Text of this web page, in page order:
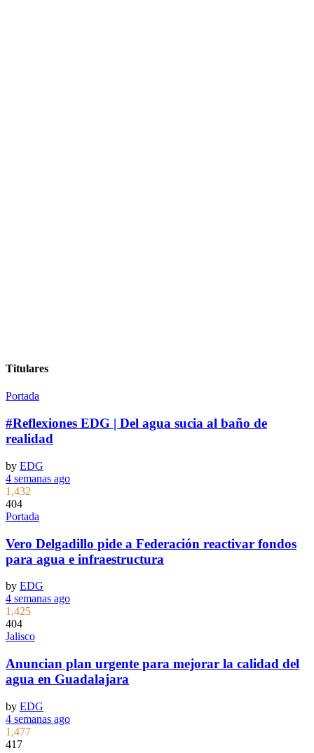
Titulares
Portada
#Reflexiones EDG | Del agua sucia al baño de
realidad
by EDG
4 semanas ago
1,432
404
Portada
Vero Delgadillo pide a Federación reactivar fondos
para agua e infraestructura
by EDG
4 semanas ago
1,425
404
Jalisco
Anuncian plan urgente para mejorar la calidad del
agua en Guadalajara
by EDG
4 semanas ago
1,477
417